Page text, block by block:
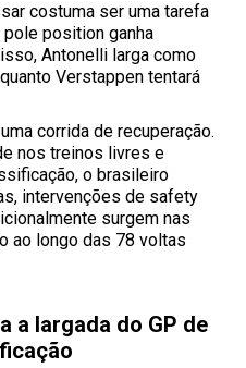
costuma ser uma tarefa
position ganha
Antonelli larga como
Verstappen tentará
corrida de recuperação.
nos treinos livres e
o brasileiro
intervenções de safety
surgem nas
ao longo das 78 voltas
a largada do GP de